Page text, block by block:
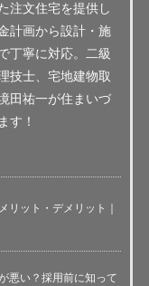
注文住宅を提供し
計画から設計・施
丁寧に対応。二級
技士、宅地建物取
田祐一が住まいづ
す！
リット・デメリット｜
悪い？採用前に知って